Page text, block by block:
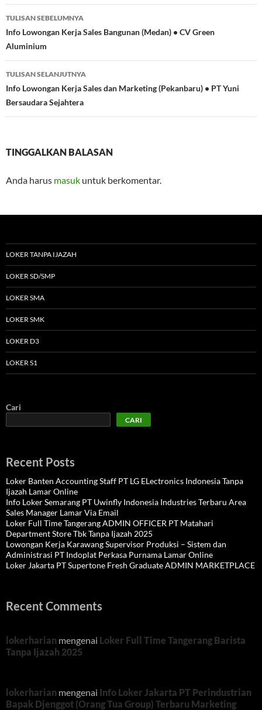
Navigasi
Tulisan
TULISAN SEBELUMNYA
Info Lowongan Kerja Sales Bangunan (Medan) • CV Green
Aluminium
TULISAN SELANJUTNYA
Info Lowongan Kerja Sales dan Marketing (Pekanbaru) • PT Yuni
Bersaudara Sejahtera
TINGGALKAN BALASAN
Anda harus masuk untuk berkomentar.
LOKER TANPA IJAZAH
LOKER SD/SMP
LOKER SMA
LOKER SMK
LOKER D3
LOKER S1
Cari
CARI
Recent Posts
Loker Banten Accounting Staff PT LG ELectronics Indonesia Tanpa
Ijazah Lamar Online
Info Loker Semarang PT Uwinfly Indonesia Industries Terbaru Area
Sales Manager Lamar Via Email
Loker Full Time Tangerang ADMIN OFFICER PT Matahari
Department Store Tbk Tanpa Ijazah 2025
Lowongan Kerja Karawang Supervisor Produksi – Sistem dan
Administrasi PT Indoplat Perkasa Purnama Lamar Online
Loker Jakarta PT Supertone Fresh Graduate ADMIN MARKETPLACE
Recent Comments
lokerharian mengenai Loker Full Time Tangerang Barista
Tanpa Ijazah 2025
lokerharian mengenai Info Loker Jakarta PT Perindustrian
Bapak Djenggot (Orang Tua Group) Terbaru Marketing